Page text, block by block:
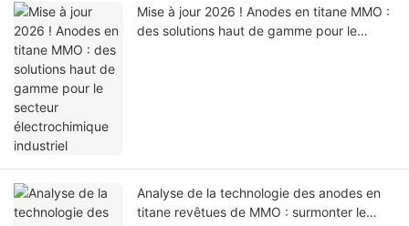
Mise à jour 2026 ! Anodes en titane MMO :
des solutions haut de gamme pour le
Analyse de la technologie des anodes en
titane revêtues de MMO : surmonter le